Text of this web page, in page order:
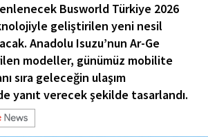
Busworld Türkiye 2026
geliştirilen yeni nesil
Anadolu Isuzu’nun Ar-Ge
modeller, günümüz mobilite
sıra geleceğin ulaşım
yanıt verecek şekilde tasarlandı.